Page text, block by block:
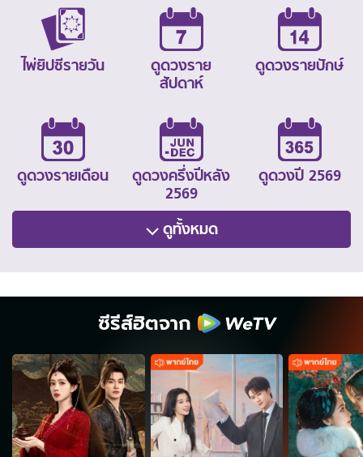
ไพ่ยิปซีรายวัน
ดูดวงราย
สัปดาห์
ดูดวงรายปักษ์
ดูดวงรายเดือน
ดูดวงครึ่งปีหลัง
2569
ดูดวงปี 2569
ดูทั้งหมด
ซีรีส์ฮิตจาก